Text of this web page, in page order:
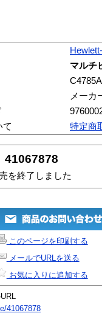
マルチ
C4785A
メーカ
て
特定商
41067878
を終了しました
このページを印刷する
メールでURLを送る
お気に入りに追加する
41067878